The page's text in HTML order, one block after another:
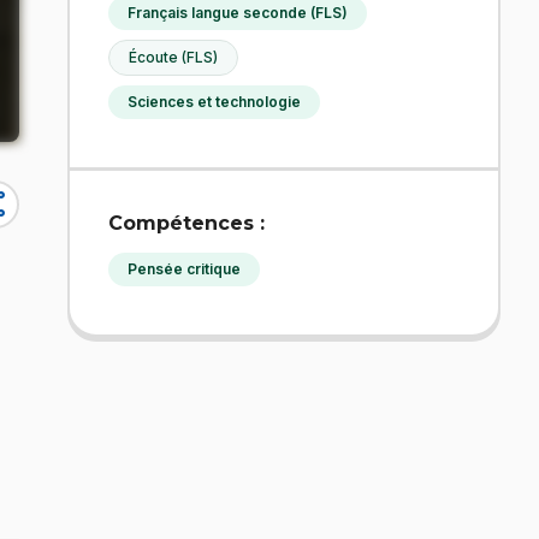
Français langue seconde (FLS)
Écoute (FLS)
Sciences et technologie
Compétences :
Pensée critique